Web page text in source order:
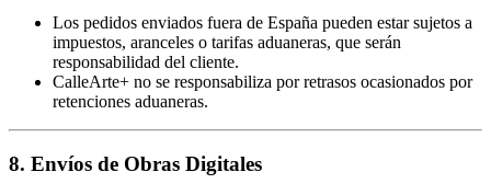
Los pedidos enviados fuera de España pueden estar sujetos a
impuestos, aranceles o tarifas aduaneras, que serán
responsabilidad del cliente.
CalleArte+ no se responsabiliza por retrasos ocasionados por
retenciones aduaneras.
8. Envíos de Obras Digitales